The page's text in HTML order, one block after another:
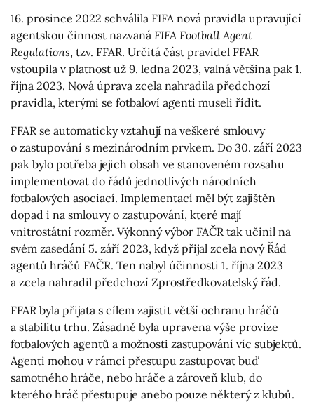
16. prosince 2022 schválila FIFA nová pravidla upravující
agentskou činnost nazvaná FIFA Football Agent
Regulations, tzv. FFAR. Určitá část pravidel FFAR
vstoupila v platnost už 9. ledna 2023, valná většina pak 1.
října 2023. Nová úprava zcela nahradila předchozí
pravidla, kterými se fotbaloví agenti museli řídit.
FFAR se automaticky vztahují na veškeré smlouvy
o zastupování s mezinárodním prvkem. Do 30. září 2023
pak bylo potřeba jejich obsah ve stanoveném rozsahu
implementovat do řádů jednotlivých národních
fotbalových asociací. Implementací měl být zajištěn
dopad i na smlouvy o zastupování, které mají
vnitrostátní rozměr. Výkonný výbor FAČR tak učinil na
svém zasedání 5. září 2023, když přijal zcela nový Řád
agentů hráčů FAČR. Ten nabyl účinnosti 1. října 2023
a zcela nahradil předchozí Zprostředkovatelský řád.
FFAR byla přijata s cílem zajistit větší ochranu hráčů
a stabilitu trhu. Zásadně byla upravena výše provize
fotbalových agentů a možnosti zastupování víc subjektů.
Agenti mohou v rámci přestupu zastupovat buď
samotného hráče, nebo hráče a zároveň klub, do
kterého hráč přestupuje anebo pouze některý z klubů.